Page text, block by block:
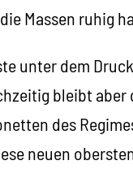
Massen ruhig
unter dem
bleibt aber
des
neuen